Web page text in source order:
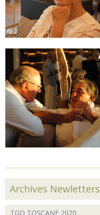
Archives Newletters